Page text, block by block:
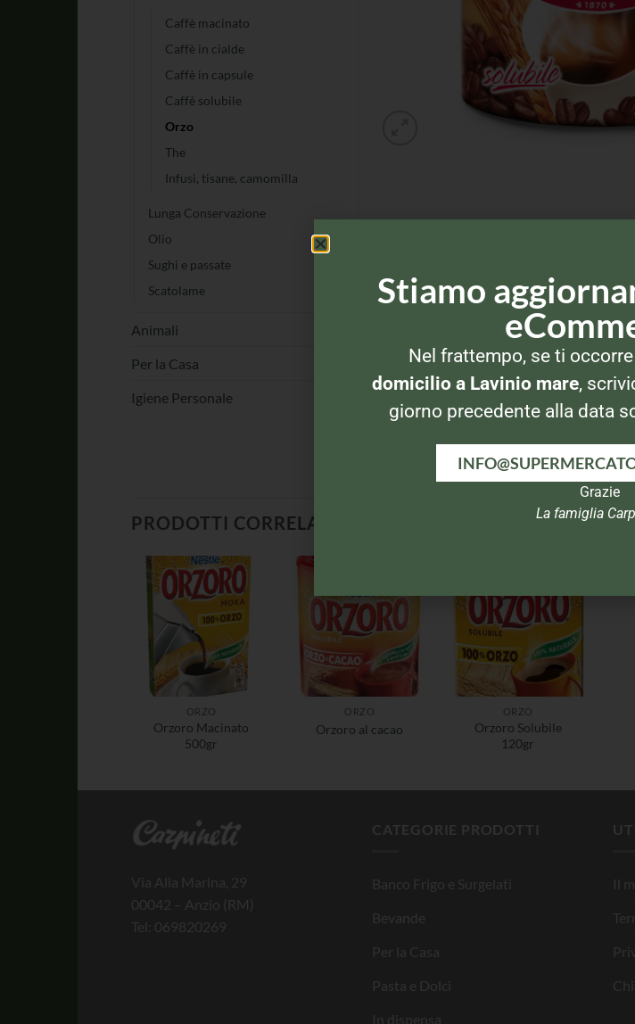
Caffè macinato
Caffè in cialde
Caffè in capsule
Caffè solubile
Orzo
The
Infusi, tisane, camomilla
Lunga Conservazione
Olio
Sughi e passate
Scatolame
Animali
Per la Casa
Igiene Personale
PRODOTTI CORRELATI
ORZO
Orzoro Macinato
500gr
ORZO
Orzoro al cacao
ORZO
Orzoro Solubile
120gr
Via Alla Marina, 29
00042 – Anzio (RM)
Tel: 069820269
CATEGORIE PRODOTTI
Banco Frigo e Surgelati
Bevande
Per la Casa
Pasta e Dolci
In dispensa
Il
Stiamo
Nel frattempo, se ti
domicilio a Lavinio mare,
giorno precedente alla data
Grazie
La famiglia